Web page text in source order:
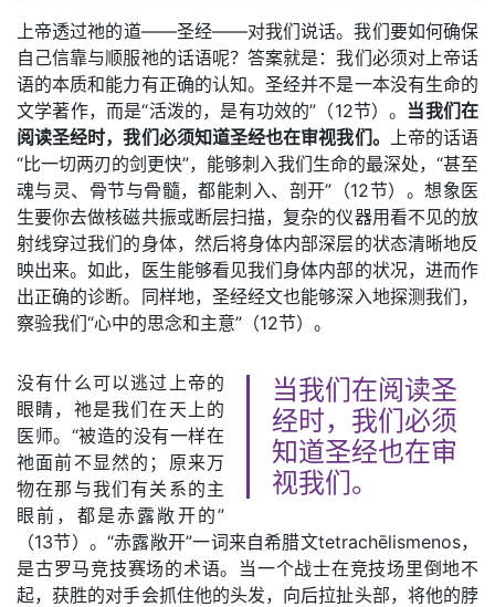
上帝透过祂的道——圣经——对我们说话。我们要如何确保
自己信靠与顺服祂的话语呢？答案就是：我们必须对上帝话
语的本质和能力有正确的认知。圣经并不是一本没有生命的
文学著作，而是“活泼的，是有功效的”（12节）。 当我们在
阅读圣经时，我们必须知道圣经也在审视我们。 上帝的话语
“比一切两刃的剑更快”，能够刺入我们生命的最深处，“甚至
魂与灵、骨节与骨髓，都能刺入、剖开”（12节）。想象医
生要你去做核磁共振或断层扫描，复杂的仪器用看不见的放
射线穿过我们的身体，然后将身体内部深层的状态清晰地反
映出来。如此，医生能够看见我们身体内部的状况，进而作
出正确的诊断。同样地，圣经经文也能够深入地探测我们，
察验我们“心中的思念和主意”（12节）。
当我们在阅读圣
经时，我们必须
知道圣经也在审
视我们。
没有什么可以逃过上帝的
眼睛，祂是我们在天上的
医师。“被造的没有一样在
祂面前不显然的；原来万
物在那与我们有关系的主
眼前，都是赤露敞开的”
（13节）。“赤露敞开”一词来自希腊文tetrachēlismenos，
是古罗马竞技赛场的术语。当一个战士在竞技场里倒地不
起，获胜的对手会抓住他的头发，向后拉扯头部，将他的脖